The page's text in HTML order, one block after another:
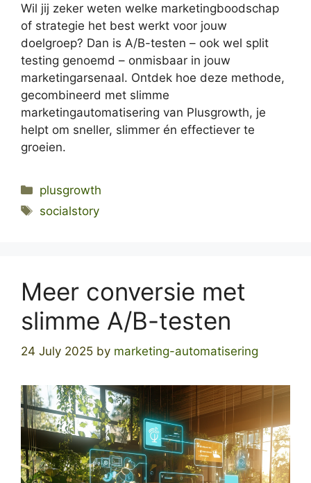
Wil jij zeker weten welke marketingboodschap
of strategie het best werkt voor jouw
doelgroep? Dan is A/B-testen – ook wel split
testing genoemd – onmisbaar in jouw
marketingarsenaal. Ontdek hoe deze methode,
gecombineerd met slimme
marketingautomatisering van Plusgrowth, je
helpt om sneller, slimmer én effectiever te
groeien.
Categories
plusgrowth
Tags
socialstory
Meer conversie met
slimme A/B-testen
24 July 2025 by marketing-automatisering